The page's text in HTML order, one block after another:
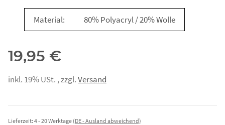
Material: 80% Polyacryl / 20% Wolle
19,95 €
inkl. 19% USt. , zzgl.Versand
Lieferzeit: 4 - 20 Werktage (DE - Ausland abweichend)